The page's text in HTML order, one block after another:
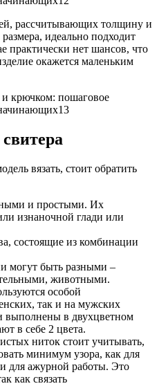
рассчитывающих толщину и
идеально подходит
практически нет шансов, что
окажется маленьким
вязать, стоит обратить
и простыми. Их
изнаночной глади или
состоящие из комбинации
могут быть разными –
животными.
особой
так и на мужских
выполнены в двухцветном
в себе 2 цвета.
ниток стоит учитывать,
минимум узора, как для
для ажурной работы. Это
как связать